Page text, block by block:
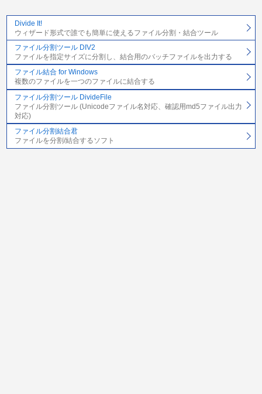
Divide It!
ウィザード形式で誰でも簡単に使えるファイル分割・結合ツール
ファイル分割ツール DIV2
ファイルを指定サイズに分割し、結合用のバッチファイルを出力する
ファイル結合 for Windows
複数のファイルを一つのファイルに結合する
ファイル分割ツール DivideFile
ファイル分割ツール (Unicodeファイル名対応、確認用md5ファイル出力
対応)
ファイル分割結合君
ファイルを分割/結合するソフト